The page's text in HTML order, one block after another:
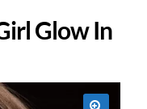
Glow In